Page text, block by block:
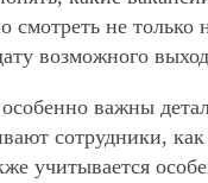
смотреть не
возможного
важны
сотрудники,
учитывается